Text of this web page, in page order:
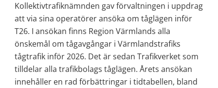
Kollektivtrafiknämnden gav förvaltningen i uppdrag
att via sina operatörer ansöka om tåglägen inför
T26. I ansökan finns Region Värmlands alla
önskemål om tågavgångar i Värmlandstrafiks
tågtrafik inför 2026. Det är sedan Trafikverket som
tilldelar alla trafikbolags tåglägen. Årets ansökan
innehåller en rad förbättringar i tidtabellen, bland